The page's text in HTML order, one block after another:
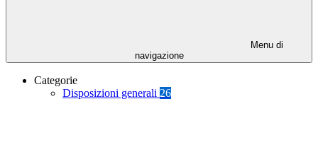
Menu di
navigazione
Categorie
Disposizioni generali 26